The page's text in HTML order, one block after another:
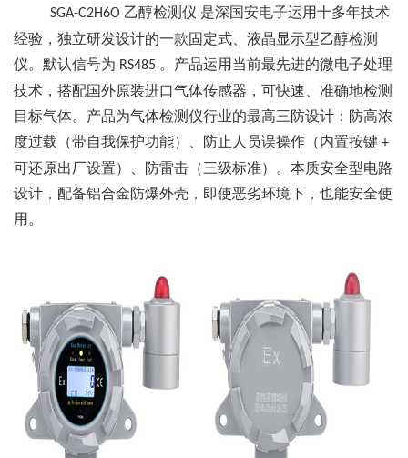
SGA-C2H6O 乙醇检测仪 是深国安电子运用十多年技术
经验，独立研发设计的一款固定式、液晶显示型乙醇检测
仪。默认信号为 RS485 。产品运用当前最先进的微电子处理
技术，搭配国外原装进口气体传感器，可快速、准确地检测
目标气体。产品为气体检测仪行业的最高三防设计：防高浓
度过载（带自我保护功能）、防止人员误操作（内置按键 +
可还原出厂设置）、防雷击（三级标准）。本质安全型电路
设计，配备铝合金防爆外壳，即使恶劣环境下，也能安全使
用。